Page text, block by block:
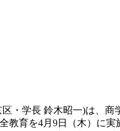
・学長 鈴木昭一)は、商
教育を4月9日（木）に実